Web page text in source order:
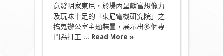
場
夏
日
創
意
意發明家東尼，於場內呈獻富想像力
及玩味十足的「東尼電機研究院」之
搞鬼辦公室主題裝置，展示出多個專
門為打工 ... Read More »